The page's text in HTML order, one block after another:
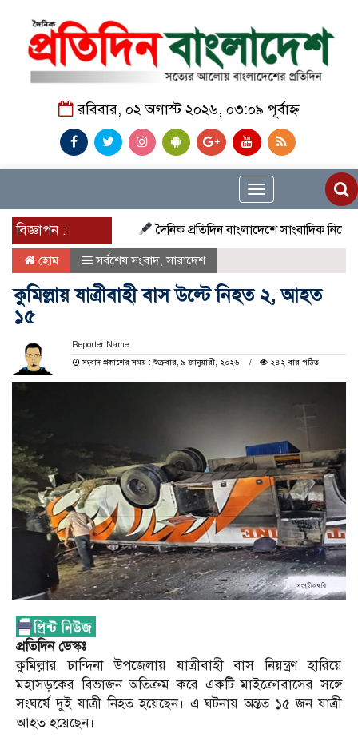
রবিবার, ০২ অগাস্ট ২০২৬, ০৩:০৯ পূর্বাহ্ন
Toggle
navigation
বিজ্ঞাপন :
দৈনিক প্রতিদিন বাংলাদেশে সাংবাদিক নিয়োগ
হোম সর্বশেষ সংবাদ,সারাদেশ
কুমিল্লায় যাত্রীবাহী বাস উল্টে নিহত ২, আহত
১৫
Reporter Name
সংবাদ প্রকাশের সময় : শুক্রবার, ৯ জানুয়ারী, ২০২৬
২৪২ বার পঠিত
প্রতিদিন ডেস্কঃ
কুমিল্লার চান্দিনা উপজেলায় যাত্রীবাহী বাস নিয়ন্ত্রণ হারিয়ে
মহাসড়কের বিভাজন অতিক্রম করে একটি মাইক্রোবাসের সঙ্গে
সংঘর্ষে দুই যাত্রী নিহত হয়েছেন। এ ঘটনায় অন্তত ১৫ জন যাত্রী
আহত হয়েছেন।